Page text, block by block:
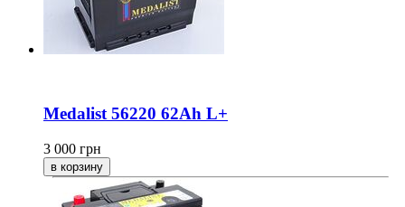
Medalist 56220 62Ah L+
3 000 грн